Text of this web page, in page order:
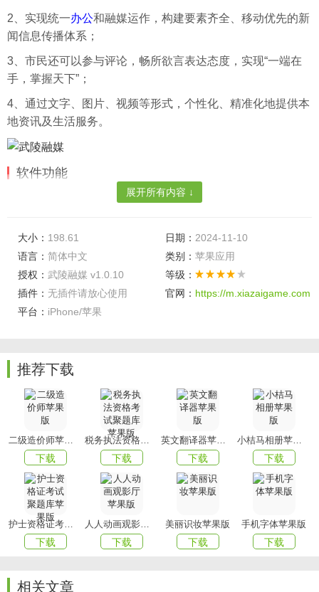
2、实现统一办公和融媒运作，构建要素齐全、移动优先的新
闻信息传播体系；
3、市民还可以参与评论，畅所欲言表达态度，实现“一端在
手，掌握天下”；
4、通过文字、图片、视频等形式，个性化、精准化地提供本
地资讯及生活服务。
软件功能
1、在这里可以随时在线了解有关武陵的各种新闻和信息，以
2、我们可以了解本地的发展以及变化等，在线发布自己的生
活动态；
软件亮点
2、软件这里拥有新闻，视听，政务，直播等版块，用户们也
可以根据自己的需求来选择；
3、一键搜索各种各样的本地热点，大家还可以将自己感兴趣
的新闻加入到购物车。
上文就是小编为您带来的武陵融媒了，更多精彩APP尽在
mmxiazai。
展开所有内容 ↓
大小： 198.61 日期： 2024-11-10
语言： 简体中文 类别： 苹果应用
授权： 武陵融媒 v1.0.10
等级：
插件： 无插件请放心使用 官网： https://m.xiazaigame.com
平台： iPhone/苹果
推荐下载
二级造价师苹果版
下载
税务执法资格考试聚题库苹果版
下载
英文翻译器苹果版
下载
小桔马相册苹果版
下载
护士资格证考试聚题库苹果版
下载
人人动画观影厅苹果版
下载
美丽识妆苹果版
下载
手机字体苹果版
下载
相关文章